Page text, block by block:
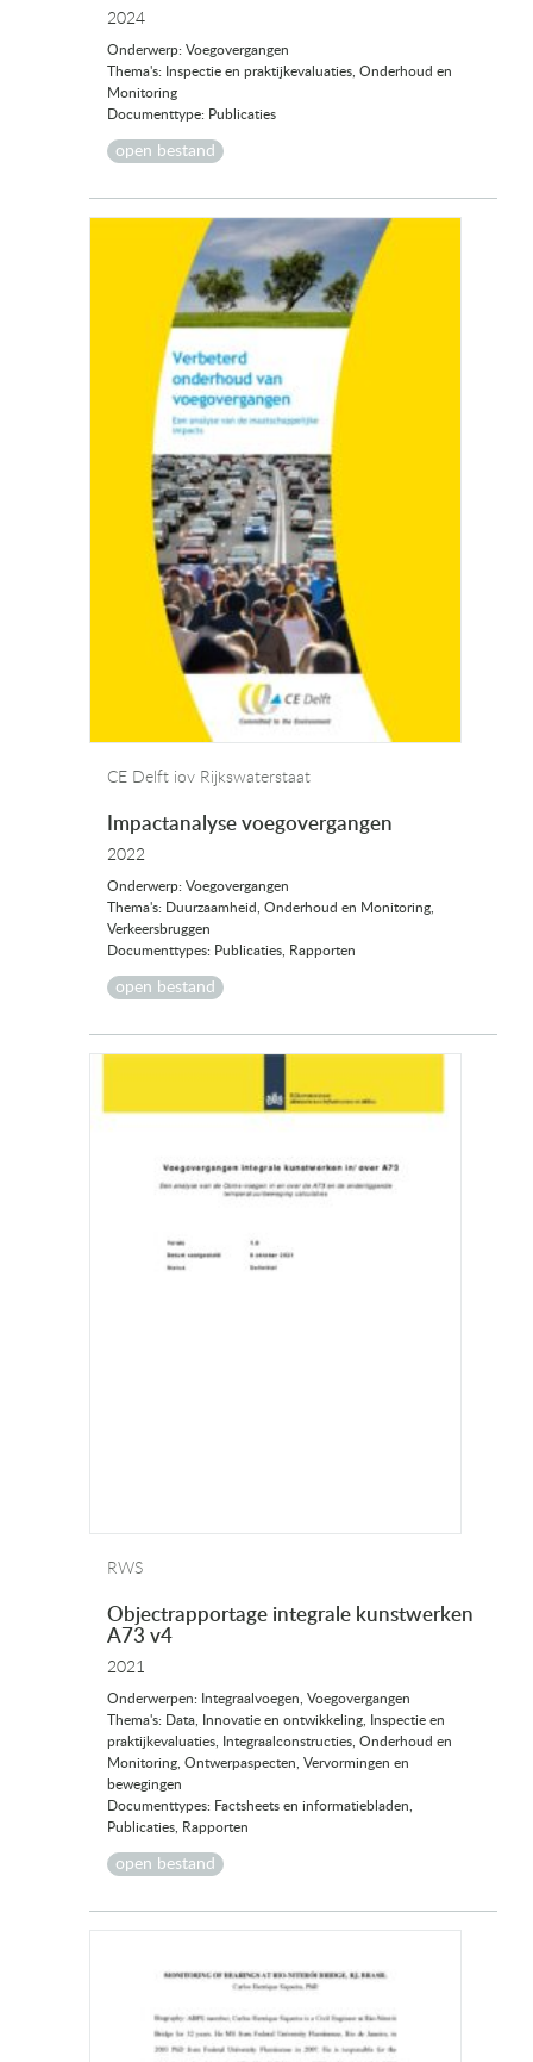
2024
Onderwerp: Voegovergangen
Thema's: Inspectie en praktijkevaluaties, Onderhoud en
Monitoring
Documenttype: Publicaties
open bestand
CE Delft iov Rijkswaterstaat
Impactanalyse voegovergangen
2022
Onderwerp: Voegovergangen
Thema's: Duurzaamheid, Onderhoud en Monitoring,
Verkeersbruggen
Documenttypes: Publicaties, Rapporten
open bestand
RWS
Objectrapportage integrale kunstwerken
A73 v4
2021
Onderwerpen: Integraalvoegen, Voegovergangen
Thema's: Data, Innovatie en ontwikkeling, Inspectie en
praktijkevaluaties, Integraalconstructies, Onderhoud en
Monitoring, Ontwerpaspecten, Vervormingen en
bewegingen
Documenttypes: Factsheets en informatiebladen,
Publicaties, Rapporten
open bestand